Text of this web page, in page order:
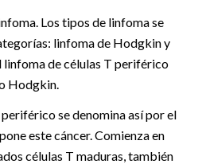
Los tipos de linfoma se
linfoma de Hodgkin y
de células T periférico
Hodgkin.
se denomina así por el
este cáncer. Comienza en
células T maduras, también